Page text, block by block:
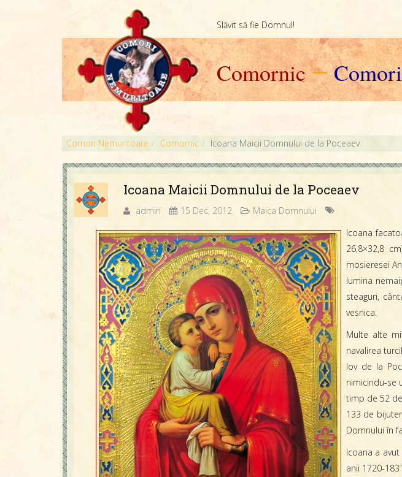
Slăvit să fie Domnul!
Comornic —
Comori Nemuritoare Comornic Icoana Maicii Domnului de la Poceaev
Icoana Maicii Domnului de la Poceaev
admin 15 Dec, 2012
Maica Domnului
Icoana
26,8×32,8
mosieresei
lumina
steaguri,
vesnica.
Multe alte
navalirea
Iov de la
nimicindu-se
timp de 52
133 de
Domnului în
Icoana a
anii 1720-